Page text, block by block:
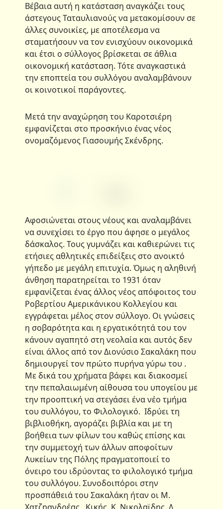
Βέβαια αυτή η κατάσταση αναγκάζει τους
άστεγους Ταταυλιανούς να μετακομίσουν σε
άλλες συνοικίες, με αποτέλεσμα να
σταματήσουν να τον ενισχύουν οικονομικά
και έτσι ο σύλλογος βρίσκεται σε άθλια
οικονομική κατάσταση. Τότε αναγκαστικά
την εποπτεία του συλλόγου αναλαμβάνουν
οι κοινοτικοί παράγοντες.
Μετά την αναχώρηση του Καροτσιέρη
εμφανίζεται στο προσκήνιο ένας νέος
ονομαζόμενος Γιασουμής Σκένδρης.
Αφοσιώνεται στους νέους και αναλαμβάνει
να συνεχίσει το έργο που άφησε ο μεγάλος
δάσκαλος. Τους γυμνάζει και καθιερώνει τις
ετήσιες αθλητικές επιδείξεις στο ανοικτό
γήπεδο με μεγάλη επιτυχία. Όμως η αληθινή
άνθηση παρατηρείται το 1931 όταν
εμφανίζεται ένας άλλος νέος απόφοιτος του
Ροβερτίου Αμερικάνικου Κολλεγίου και
εγγράφεται μέλος στον σύλλογο. Οι γνώσεις
η σοβαρότητα και η εργατικότητά του τον
κάνουν αγαπητό στη νεολαία και αυτός δεν
είναι άλλος από τον Διονύσιο Σακαλάκη που
δημιουργεί τον πρώτο πυρήνα γύρω του .
Με δικά του χρήματα βάφει και διακοσμεί
την πεπαλαιωμένη αίθουσα του υπογείου με
την προοπτική να στεγάσει ένα νέο τμήμα
του συλλόγου, το Φιλολογικό. Ιδρύει τη
βιβλιοθήκη, αγοράζει βιβλία και με τη
βοήθεια των φίλων του καθώς επίσης και
την συμμετοχή των άλλων αποφοίτων
Λυκείων της Πόλης πραγματοποιεί το
όνειρο του ιδρύοντας το φιλολογικό τμήμα
του συλλόγου. Συνοδοιπόροι στην
προσπάθειά του Σακαλάκη ήταν οι Μ.